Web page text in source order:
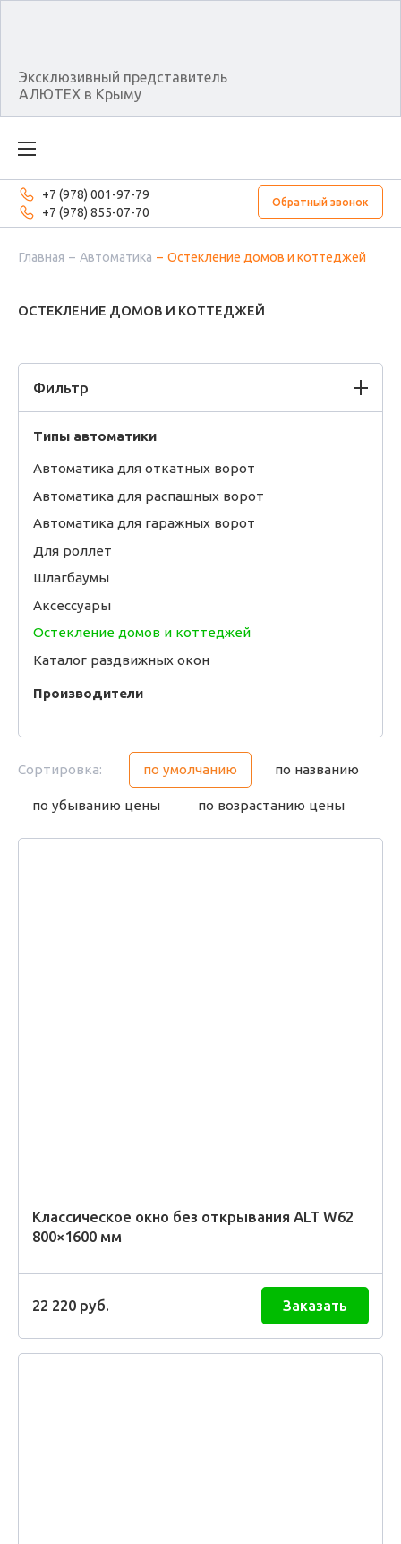
Эксклюзивный представитель
АЛЮТЕХ в Крыму
+7 (978) 001-97-79
+7 (978) 855-07-70
Обратный звонок
Главная Автоматика Остекление домов и коттеджей
ОСТЕКЛЕНИЕ ДОМОВ И КОТТЕДЖЕЙ
Фильтр
Типы автоматики
Автоматика для откатных ворот
Автоматика для распашных ворот
Автоматика для гаражных ворот
Для роллет
Шлагбаумы
Аксессуары
Остекление домов и коттеджей
Каталог раздвижных окон
Производители
Сортировка: по умолчанию по названию
по убыванию цены по возрастанию цены
Классическое окно без открывания ALT W62
800×1600 мм
22 220 руб. Заказать